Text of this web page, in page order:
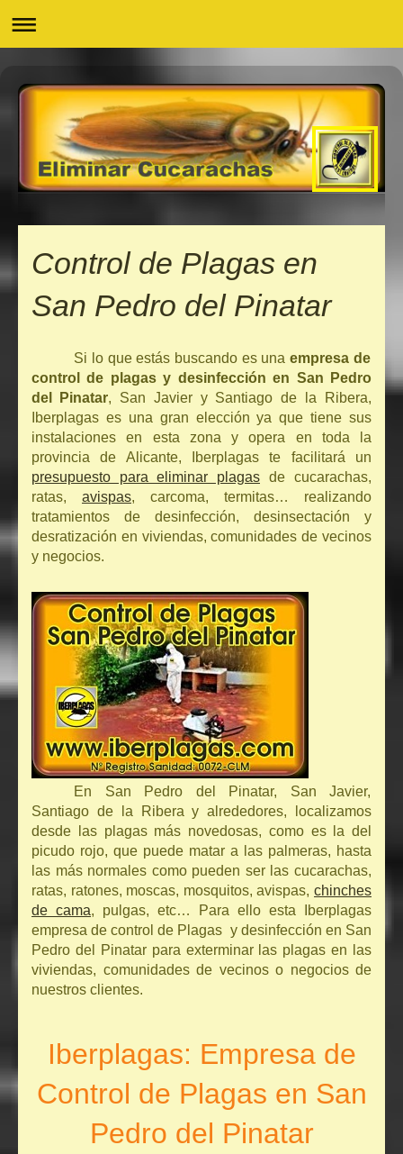
Control de Plagas en
San Pedro del Pinatar
Si lo que estás buscando es unaempresa de
control de plagas y desinfección en San Pedro
del Pinatar, San Javier y Santiago de la Ribera,
Iberplagas es una gran elección ya que tiene sus
instalaciones en esta zona y opera en toda la
provincia de Alicante, Iberplagas te facilitará un
presupuesto para eliminar plagas de cucarachas,
ratas, avispas, carcoma, termitas… realizando
tratamientos de desinfección, desinsectación y
desratización en viviendas, comunidades de vecinos
y negocios.
En San Pedro del Pinatar, San Javier,
Santiago de la Ribera y alrededores, localizamos
desde las plagas más novedosas, como es la del
picudo rojo, que puede matar a las palmeras, hasta
las más normales como pueden ser las cucarachas,
ratas, ratones, moscas, mosquitos, avispas, chinches
de cama, pulgas, etc… Para ello esta Iberplagas
empresa de control de Plagas y desinfección en San
Pedro del Pinatar para exterminar las plagas en las
viviendas, comunidades de vecinos o negocios de
nuestros clientes.
Iberplagas: Empresa de
Control de Plagas en San
Pedro del Pinatar